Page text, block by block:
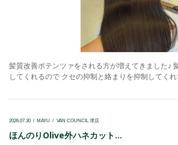
髪質改善ポテンツァをされる方が増えてきました♪
してくれるので クセの抑制と絡まりを抑制してくれ
2026.07.30 MAYU VAN COUNCIL 津店
ほんのりOlive外ハネカット...